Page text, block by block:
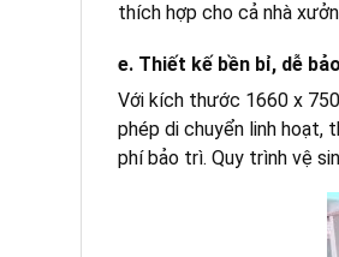
thích hợp cho cả nhà
e. Thiết kế bền bỉ, dễ
Với kích thước 1660 x
phép di chuyển linh hoạt,
phí bảo trì. Quy trình vệ